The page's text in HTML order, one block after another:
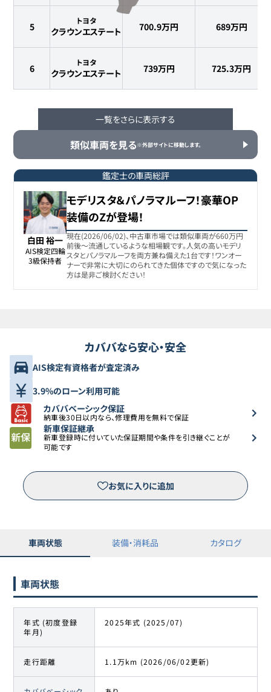
5
トヨタ
クラウンエステート 700.9万円 689万円
6
トヨタ
クラウンエステート 739万円 725.3万円
一覧をさらに表示する
類似車両を見る※外部サイトに移動します。
鑑定士の車両総評
白田 裕一
AIS検定四輪
3級保持者
モデリスタ＆パノラマルーフ！豪華OP
装備のZが登場！
現在(2026/06/02)、中古車市場では類似車両が660万円
前後〜流通しているような相場観です。人気の高いモデリ
スタとパノラマルーフを両方兼ね備えた1台です！ワンオー
ナーで非常に大切にのられてきた個体ですので気になった
方は是非ご検討ください！
カババなら安心・安全
AIS検定有資格者が査定済み
3.9%のローン利用可能
カババベーシック保証
納車後30日以内なら、修理費用を無料で保証
新車保証継承
新車登録時に付いていた保証期間や条件を引き継ぐことが
可能です
お気に入りに追加
車両状態 装備・消耗品 カタログ
車両状態
年式 (初度登録
年月)
2025年式 (2025/07)
走行距離 1.1万km (2026/06/02更新)